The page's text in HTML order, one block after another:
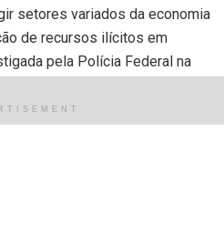
setores variados da economia
de recursos ilícitos em
pela Polícia Federal na
eventualmente ligadas a